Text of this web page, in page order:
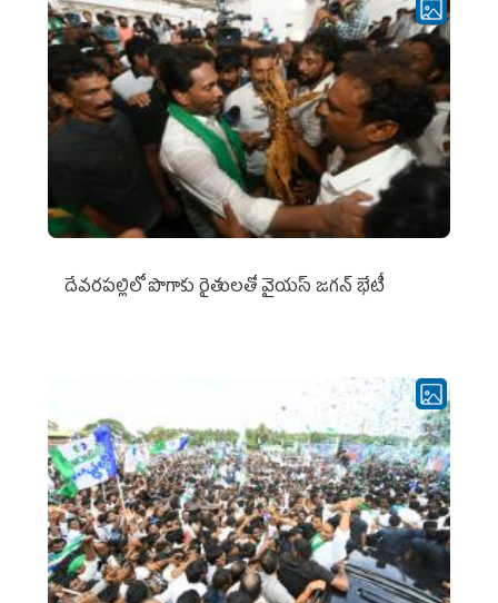
దేవరపల్లిలో పొగాకు రైతులతో వైయస్ జగన్ భేటీ